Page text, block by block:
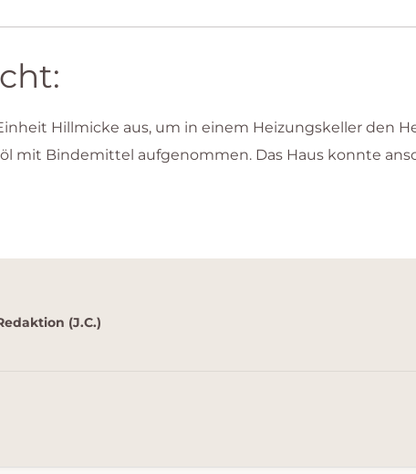
Hillmicke aus, um in einem Heizungskeller den
mit Bindemittel aufgenommen. Das Haus konnte
(J.C.)